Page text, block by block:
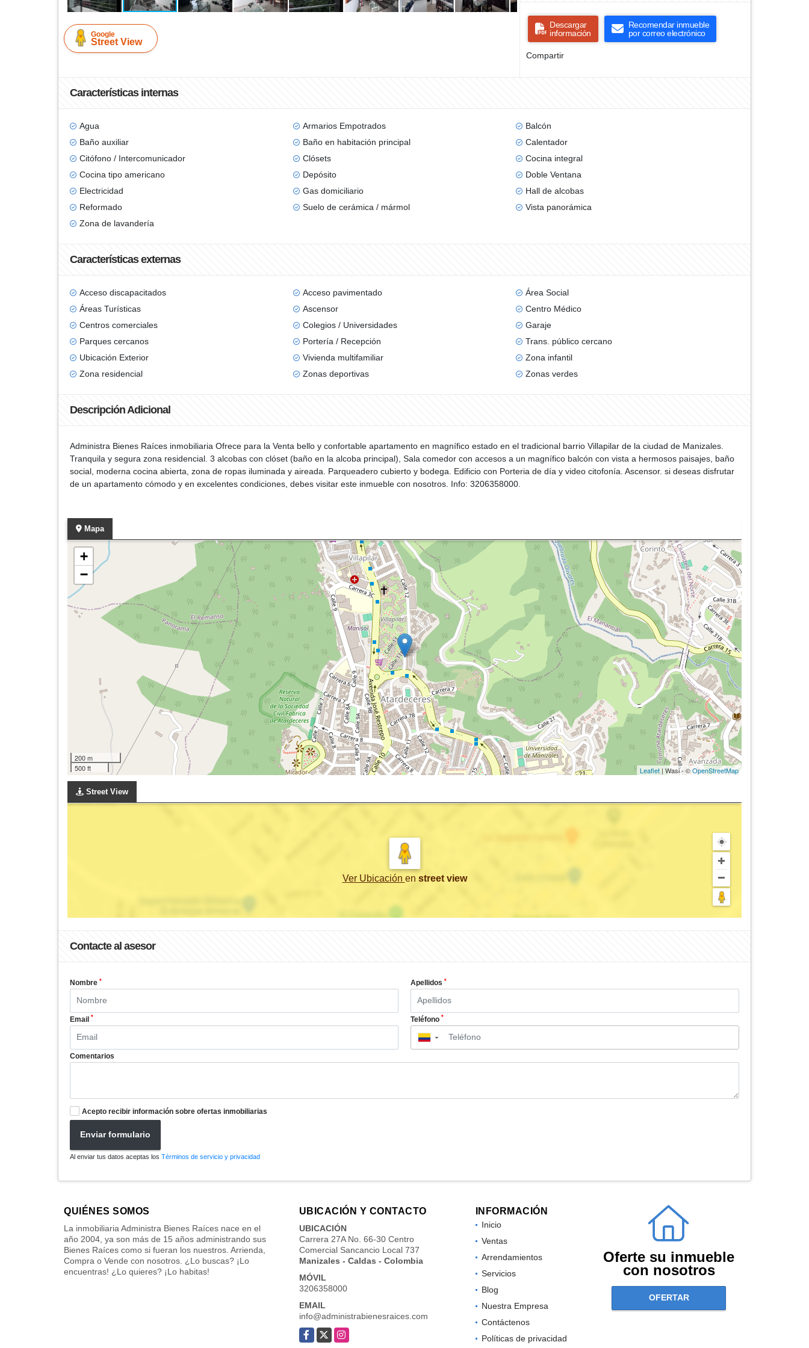
Google
Street View
Descargar
información
Recomendar inmueble
por correo electrónico
Compartir
Características internas
Agua Armarios Empotrados
Balcón
Baño auxiliar
Baño en habitación principal
Calentador
Citófono / Intercomunicador
Clósets
Cocina integral
Cocina tipo americano
Depósito
Doble Ventana
Electricidad
Gas domiciliario
Hall de alcobas
Reformado
Suelo de cerámica / mármol
Vista panorámica
Zona de lavandería
Características externas
Acceso discapacitados Acceso pavimentado
Área Social
Áreas Turísticas
Ascensor
Centro Médico
Centros comerciales
Colegios / Universidades
Garaje
Parques cercanos
Portería / Recepción
Trans. público cercano
Ubicación Exterior
Vivienda multifamiliar
Zona infantil
Zona residencial
Zonas deportivas Zonas verdes
Descripción Adicional
Administra Bienes Raíces inmobiliaria Ofrece para la Venta bello y confortable apartamento en magnífico estado en el tradicional barrio Villapilar de la ciudad de Manizales.
Tranquila y segura zona residencial. 3 alcobas con clóset (baño en la alcoba principal), Sala comedor con accesos a un magnífico balcón con vista a hermosos paisajes, baño
social, moderna cocina abierta, zona de ropas iluminada y aireada. Parqueadero cubierto y bodega. Edificio con Porteria de día y video citofonía. Ascensor. si deseas disfrutar
de un apartamento cómodo y en excelentes condiciones, debes visitar este inmueble con nosotros. Info: 3206358000.
Mapa
+
−
200 m
500 ft
Leaflet | Wasi - ©OpenStreetMap
Street View
Ver Ubicación en street view
Contacte al asesor
Nombre * Apellidos *
Email * Teléfono *
▼
Comentarios
Acepto recibir información sobre ofertas inmobiliarias
Enviar formulario
Al enviar tus datos aceptas los Términos de servicio y privacidad
QUIÉNES SOMOS
La inmobiliaria Administra Bienes Raíces nace en el
año 2004, ya son más de 15 años administrando sus
Bienes Raíces como si fueran los nuestros. Arrienda,
Compra o Vende con nosotros. ¿Lo buscas? ¡Lo
encuentras! ¿Lo quieres? ¡Lo habitas!
UBICACIÓN Y CONTACTO
UBICACIÓN
Carrera 27A No. 66-30 Centro
Comercial Sancancio Local 737
Manizales - Caldas - Colombia
MÓVIL
3206358000
EMAIL
info@administrabienesraices.com
Facebook
X Instagram
INFORMACIÓN
Inicio
Ventas
Arrendamientos
Servicios
Blog
Nuestra Empresa
Contáctenos
Políticas de privacidad
Oferte su inmueble
con nosotros
OFERTAR